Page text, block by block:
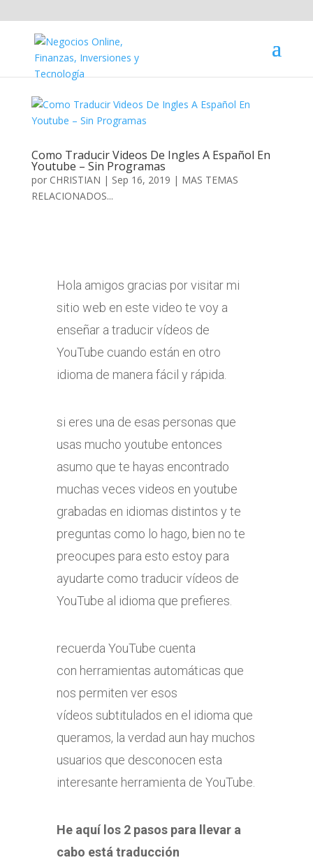
Como Traducir Videos De Ingles A Español En
Youtube – Sin Programas
por CHRISTIAN | Sep 16, 2019 | MAS TEMAS
RELACIONADOS...
Hola amigos gracias por visitar mi
sitio web en este video te voy a
enseñar a traducir vídeos de
YouTube cuando están en otro
idioma de manera fácil y rápida.
si eres una de esas personas que
usas mucho youtube entonces
asumo que te hayas encontrado
muchas veces videos en youtube
grabadas en idiomas distintos y te
preguntas como lo hago, bien no te
preocupes para esto estoy para
ayudarte como traducir vídeos de
YouTube al idioma que prefieres.
recuerda YouTube cuenta
con herramientas automáticas que
nos permiten ver esos
vídeos subtitulados en el idioma que
queramos, la verdad aun hay muchos
usuarios que desconocen esta
interesante herramienta de YouTube.
He aquí los 2 pasos para llevar a
cabo está traducción